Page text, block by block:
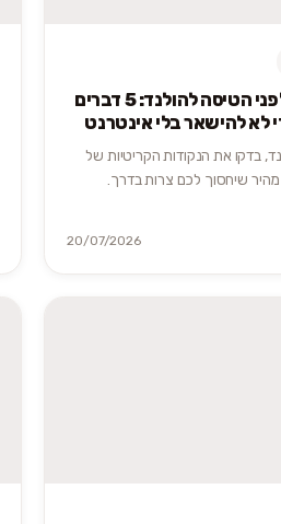
צ'ק-ליסט דיגיטלי לפני הטיסה להולנד: 5 דברים
לא להישאר בלי אינטרנט
בדקו את הנקודות הקריטיות של
שיחסוך לכם צרות בדרך.
20/07/2026